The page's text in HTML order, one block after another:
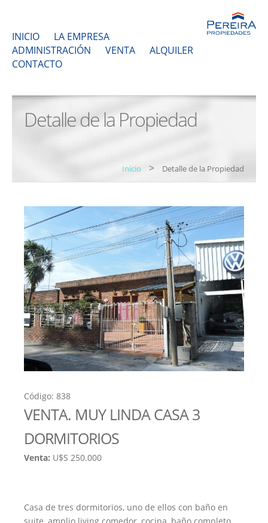
INICIO
LA EMPRESA
ADMINISTRACIÓN
VENTA
ALQUILER
CONTACTO
Detalle de la Propiedad
Inicio > Detalle de la Propiedad
Código: 838
VENTA. MUY LINDA CASA 3
DORMITORIOS
Venta: U$S 250.000
Casa de tres dormitorios, uno de ellos con baño en